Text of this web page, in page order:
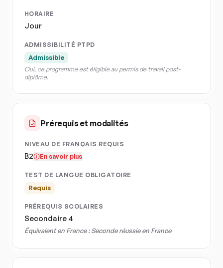
HORAIRE
Jour
ADMISSIBILITÉ PTPD
Admissible
Oui, ce programme est éligible au permis de travail post-
diplôme.
Prérequis et modalités
NIVEAU DE FRANÇAIS REQUIS
B2 En savoir plus
TEST DE LANGUE OBLIGATOIRE
Requis
PRÉREQUIS SCOLAIRES
Secondaire 4
Équivalent en France :Seconde réussie en France